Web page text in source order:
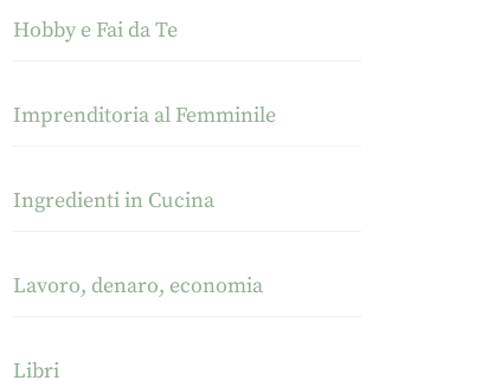
Hobby e Fai da Te
Imprenditoria al Femminile
Ingredienti in Cucina
Lavoro, denaro, economia
Libri